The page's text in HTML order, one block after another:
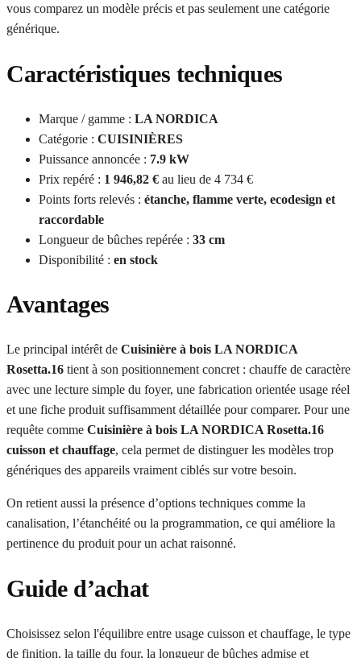
vous comparez un modèle précis et pas seulement une catégorie
générique.
Caractéristiques techniques
Marque / gamme : LA NORDICA
Catégorie : CUISINIÈRES
Puissance annoncée : 7.9 kW
Prix repéré : 1 946,82 € au lieu de 4 734 €
Points forts relevés : étanche, flamme verte, ecodesign et
raccordable
Longueur de bûches repérée : 33 cm
Disponibilité : en stock
Avantages
Le principal intérêt de Cuisinière à bois LA NORDICA
Rosetta.16 tient à son positionnement concret : chauffe de caractère
avec une lecture simple du foyer, une fabrication orientée usage réel
et une fiche produit suffisamment détaillée pour comparer. Pour une
requête comme Cuisinière à bois LA NORDICA Rosetta.16
cuisson et chauffage, cela permet de distinguer les modèles trop
génériques des appareils vraiment ciblés sur votre besoin.
On retient aussi la présence d’options techniques comme la
canalisation, l’étanchéité ou la programmation, ce qui améliore la
pertinence du produit pour un achat raisonné.
Guide d’achat
Choisissez selon l'équilibre entre usage cuisson et chauffage, le type
de finition, la taille du four, la longueur de bûches admise et